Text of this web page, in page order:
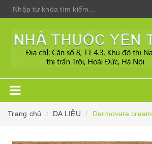
Trang chủ DA LIỄU Dermovate cream